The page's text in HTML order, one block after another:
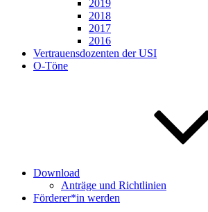
2019
2018
2017
2016
Vertrauensdozenten der USI
O-Töne
Download
Anträge und Richtlinien
Förderer*in werden